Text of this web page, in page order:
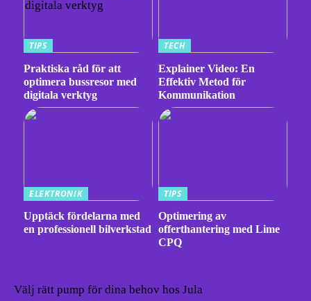
TIPS
Praktiska råd för att
optimera bussresor med
digitala verktyg
TECH
Explainer Video: En
Effektiv Metod för
Kommunikation
ELEKTRONIK
Upptäck fördelarna med
en professionell bilverkstad
TIPS
Optimering av
offerthantering med Lime
CPQ
Välj rätt pump för dina behov hos Jula